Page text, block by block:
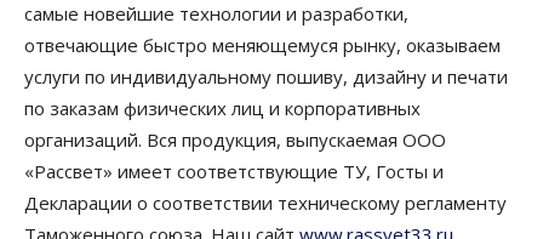
самые новейшие технологии и разработки,
отвечающие быстро меняющемуся рынку, оказываем
услуги по индивидуальному пошиву, дизайну и печати
по заказам физических лиц и корпоративных
организаций. Вся продукция, выпускаемая ООО
«Рассвет» имеет соответствующие ТУ, Госты и
Декларации о соответствии техническому регламенту
Таможенного союза. Наш сайт www.rassvet33.ru